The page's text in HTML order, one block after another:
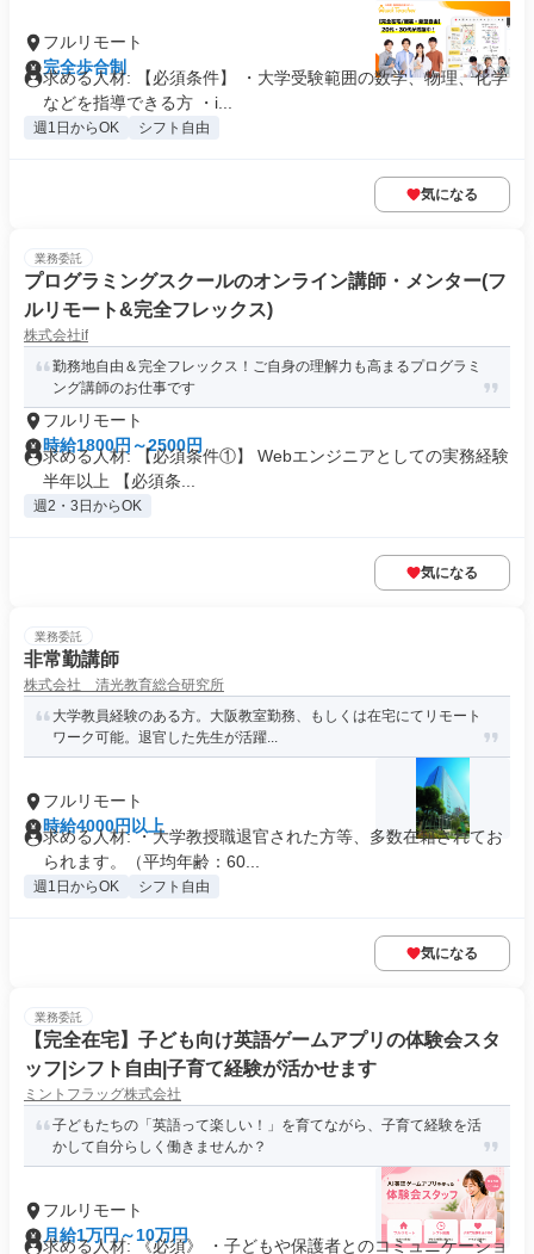
フルリモート
完全歩合制
求める人材: 【必須条件】 ・大学受験範囲の数学、物理、化学
などを指導できる方 ・i...
週1日からOK シフト自由
気になる
業務委託
プログラミングスクールのオンライン講師・メンター(フ
ルリモート&完全フレックス)
株式会社if
勤務地自由＆完全フレックス！ご自身の理解力も高まるプログラミ
ング講師のお仕事です
フルリモート
時給1800円～2500円
求める人材: 【必須条件①】 Webエンジニアとしての実務経験
半年以上 【必須条...
週2・3日からOK
気になる
業務委託
非常勤講師
株式会社 清光教育総合研究所
大学教員経験のある方。大阪教室勤務、もしくは在宅にてリモート
ワーク可能。退官した先生が活躍...
フルリモート
時給4000円以上
求める人材: ・大学教授職退官された方等、多数在籍されてお
られます。（平均年齢：60...
週1日からOK シフト自由
気になる
業務委託
【完全在宅】子ども向け英語ゲームアプリの体験会スタ
ッフ|シフト自由|子育て経験が活かせます
ミントフラッグ株式会社
子どもたちの「英語って楽しい！」を育てながら、子育て経験を活
かして自分らしく働きませんか？
フルリモート
月給1万円～10万円
求める人材: 《必須》 ・子どもや保護者とのコミュニケーショ